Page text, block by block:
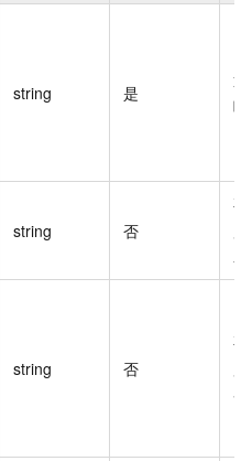
string 是
string 否
string 否